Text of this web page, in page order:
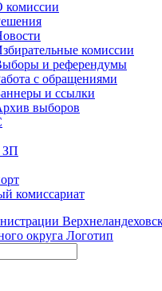
комиссии
комиссии
и референдумы
с обращениями
и ссылки
выборов
комиссариат